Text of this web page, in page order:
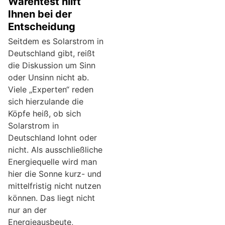
Ihnen bei der
Entscheidung
Seitdem es Solarstrom in
Deutschland gibt, reißt
die Diskussion um Sinn
oder Unsinn nicht ab.
Viele „Experten“ reden
sich hierzulande die
Köpfe heiß, ob sich
Solarstrom in
Deutschland lohnt oder
nicht. Als ausschließliche
Energiequelle wird man
hier die Sonne kurz- und
mittelfristig nicht nutzen
können. Das liegt nicht
nur an der
Energieausbeute,